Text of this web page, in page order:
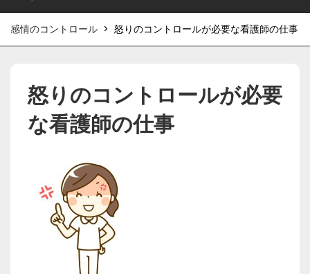
感情のコントロール > 怒りのコントロールが必要な看護師の仕事
怒りのコントロールが必要
な看護師の仕事